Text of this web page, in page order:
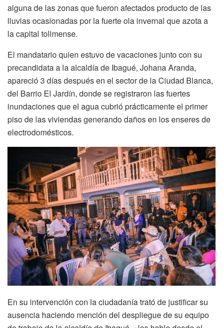
alguna de las zonas que fueron afectados producto de las
lluvias ocasionadas por la fuerte ola invernal que azota a
la capital tolimense.
El mandatario quien estuvo de vacaciones junto con su
precandidata a la alcaldía de Ibagué, Johana Aranda,
apareció 3 días después en el sector de la Ciudad Blanca,
del Barrio El Jardín, donde se registraron las fuertes
inundaciones que el agua cubrió prácticamente el primer
piso de las viviendas generando daños en los enseres de
electrodomésticos.
En su intervención con la ciudadanía trató de justificar su
ausencia haciendo mención del despliegue de su equipo